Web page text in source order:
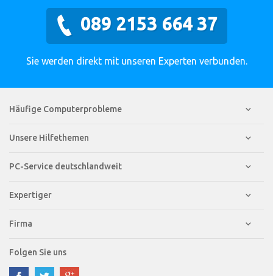
089 2153 664 37
Sie werden direkt mit unseren Experten verbunden.
Häufige Computerprobleme
Unsere Hilfethemen
PC-Service deutschlandweit
Expertiger
Firma
Folgen Sie uns